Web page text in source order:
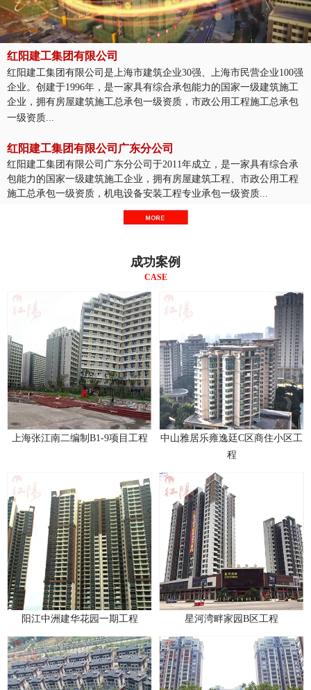
红阳建工集团有限公司
红阳建工集团有限公司是上海市建筑企业30强、上海市民营企业100强
企业。创建于1996年，是一家具有综合承包能力的国家一级建筑施工
企业，拥有房屋建筑施工总承包一级资质，市政公用工程施工总承包
一级资质...
红阳建工集团有限公司广东分公司
红阳建工集团有限公司广东分公司于2011年成立，是一家具有综合承
包能力的国家一级建筑施工企业，拥有房屋建筑工程、市政公用工程
施工总承包一级资质，机电设备安装工程专业承包一级资质...
成功案例
CASE
上海张江南二编制B1-9项目工程
中山雅居乐雍逸廷C区商住小区工
程
阳江中洲建华花园一期工程 星河湾畔家园B区工程